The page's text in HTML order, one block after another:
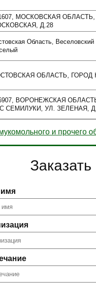
МОСКОВСКАЯ ОБЛАСТЬ,
Д.28
Область,
ОБЛАСТЬ, ГОРОД
ВОРОНЕЖСКАЯ
СЕМИЛУКИ, УЛ. ЗЕЛЕНАЯ,
и прочего